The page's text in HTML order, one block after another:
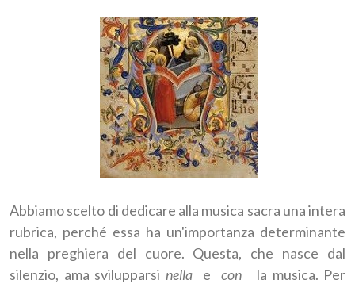
Abbiamo scelto di dedicare alla musica sacra una intera
rubrica, perché essa ha un'importanza determinante
nella preghiera del cuore. Questa, che nasce dal
silenzio, ama svilupparsi nellae conla musica. Per